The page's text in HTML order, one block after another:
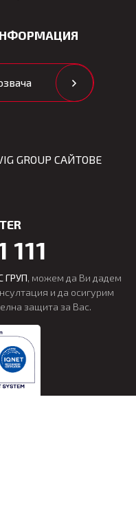
GROUP САЙТОВЕ
111
ГРУП, можем да Ви дадем
и да осигурим
защита за Вас.